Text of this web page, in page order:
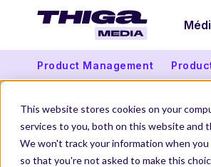
This website stores cookies on your
services to you, both on this website and
We won't track your information when
so that you're not asked to make this
Product Management